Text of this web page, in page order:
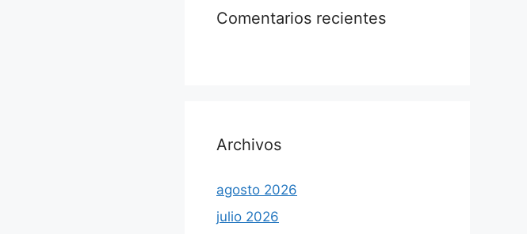
Comentarios recientes
Archivos
agosto 2026
julio 2026